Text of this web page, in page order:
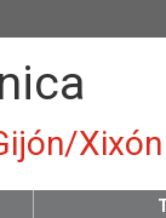
Xixón